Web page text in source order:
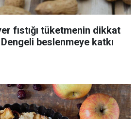
fıstığı tüketmenin dikkat
beslenmeye katkı